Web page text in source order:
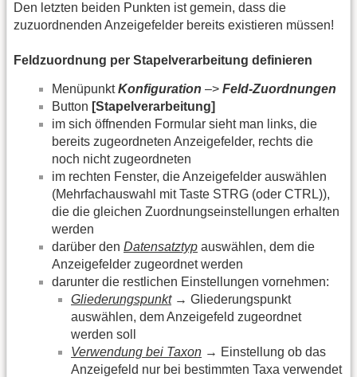
Den letzten beiden Punkten ist gemein, dass die
zuzuordnenden Anzeigefelder bereits existieren müssen!
Feldzuordnung per Stapelverarbeitung definieren
MenüpunktKonfiguration –> Feld-Zuordnungen
Button [Stapelverarbeitung]
im sich öffnenden Formular sieht man links, die
bereits zugeordneten Anzeigefelder, rechts die
noch nicht zugeordneten
im rechten Fenster, die Anzeigefelder auswählen
(Mehrfachauswahl mit Taste STRG (oder CTRL)),
die die gleichen Zuordnungseinstellungen erhalten
werden
darüber den Datensatztyp auswählen, dem die
Anzeigefelder zugeordnet werden
darunter die restlichen Einstellungen vornehmen:
Gliederungspunkt→ Gliederungspunkt
auswählen, dem Anzeigefeld zugeordnet
werden soll
Verwendung bei Taxon → Einstellung ob das
Anzeigefeld nur bei bestimmten Taxa verwendet